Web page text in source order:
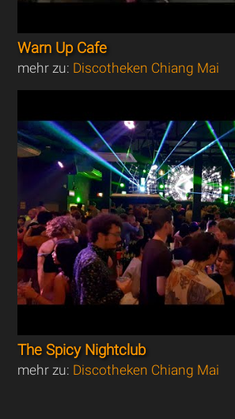
Warn Up Cafe
mehr zu: Discotheken Chiang Mai
The Spicy Nightclub
mehr zu: Discotheken Chiang Mai